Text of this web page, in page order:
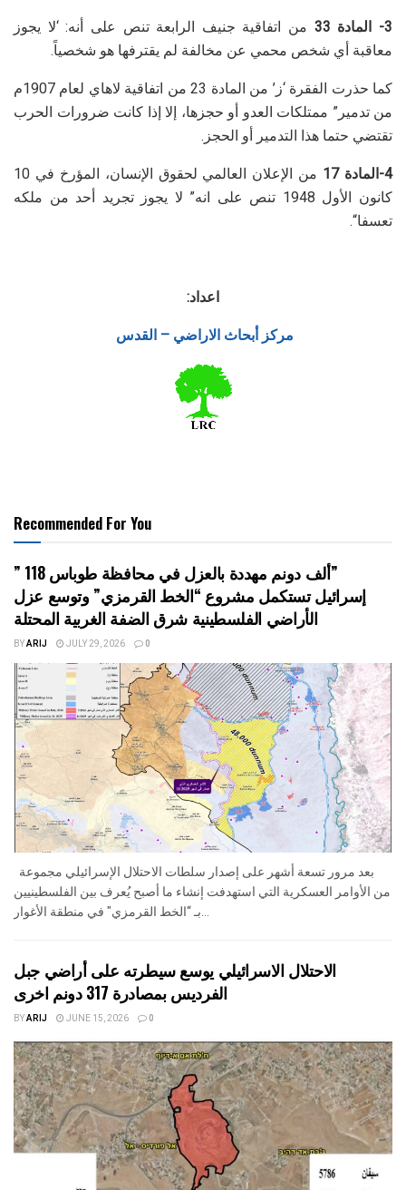
3- المادة 33
من اتفاقية جنيف الرابعة تنص على أنه: ‘لا يجوز
معاقبة أي شخص محمي عن مخالفة لم يقترفها هو شخصياً.
كما حذرت الفقرة ‘ز’ من المادة 23 من اتفاقية لاهاي لعام 1907م
من تدمير” ممتلكات العدو أو حجزها، إلا إذا كانت ضرورات الحرب
تقتضي حتما هذا التدمير أو الحجز.
4-المادة 17
من الإعلان العالمي لحقوق الإنسان، المؤرخ في 10
كانون الأول 1948 تنص على انه” لا يجوز تجريد أحد من ملكه
تعسفا“.
اعداد:
مركز أبحاث الاراضي – القدس
Recommended For You
” 118 ألف دونم مهددة بالعزل في محافظة طوباس”
إسرائيل تستكمل مشروع “الخط القرمزي” وتوسع عزل
الأراضي الفلسطينية شرق الضفة الغربية المحتلة
BYARIJ JULY 29, 2026 0
من الأوامر العسكرية التي استهدفت إنشاء ما أصبح يُعرف بين الفلسطينيين
الاحتلال الاسرائيلي يوسع سيطرته على أراضي جبل
الفرديس بمصادرة 317 دونم اخرى
BYARIJ JUNE 15, 2026 0